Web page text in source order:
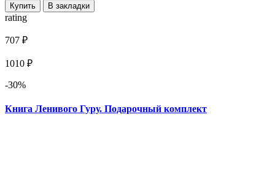
Купить В закладки
rating
707 ₽
1010 ₽
-30%
Книга Ленивого Гуру. Подарочный комплект